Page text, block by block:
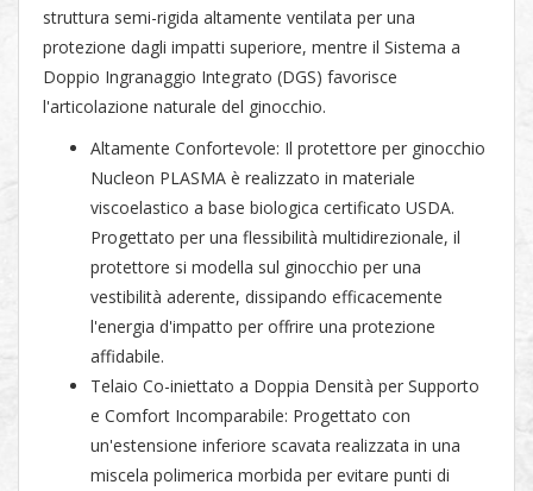
struttura semi-rigida altamente ventilata per una
protezione dagli impatti superiore, mentre il Sistema a
Doppio Ingranaggio Integrato (DGS) favorisce
l'articolazione naturale del ginocchio.
Altamente Confortevole: Il protettore per ginocchio
Nucleon PLASMA è realizzato in materiale
viscoelastico a base biologica certificato USDA.
Progettato per una flessibilità multidirezionale, il
protettore si modella sul ginocchio per una
vestibilità aderente, dissipando efficacemente
l'energia d'impatto per offrire una protezione
affidabile.
Telaio Co-iniettato a Doppia Densità per Supporto
e Comfort Incomparabile: Progettato con
un'estensione inferiore scavata realizzata in una
miscela polimerica morbida per evitare punti di